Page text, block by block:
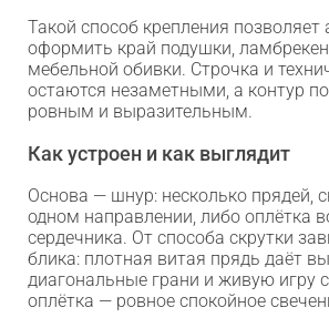
Такой способ крепления позволяет
оформить край подушки,
мебельной обивки. Строчка и
остаются незаметными, а контур
ровным и выразительным.
Как устроен и как выглядит
Основа — шнур: несколько прядей,
одном направлении, либо оплётка
сердечника. От способа скрутки
блика: плотная витая прядь даёт
диагональные грани и живую игру
оплётка — ровное спокойное